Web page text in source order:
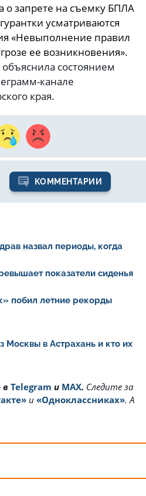
запрете на съемку БПЛА
усматриваются
«Невыполнение правил
ее возникновения».
состоянием
канале
края.
КОММЕНТАРИИ
назвал периоды, когда
показатели сиденья
побил летние рекорды
Москвы в Астрахань и кто их
в Telegram и MAX. Cледите за
и «Одноклассниках». А